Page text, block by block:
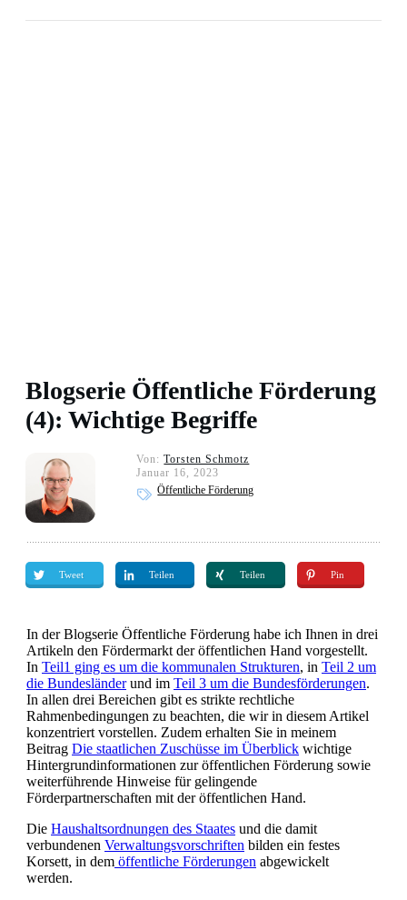
Blogserie Öffentliche Förderung
(4): Wichtige Begriffe
Von: Torsten Schmotz
Januar 16, 2023
Öffentliche Förderung
Tweet Teilen Teilen Pin
In der Blogserie Öffentliche Förderung habe ich Ihnen in drei
Artikeln den Fördermarkt der öffentlichen Hand vorgestellt.
In Teil1 ging es um die kommunalen Strukturen, in Teil 2 um
die Bundesländerund im Teil 3 um die Bundesförderungen.
In allen drei Bereichen gibt es strikte rechtliche
Rahmenbedingungen zu beachten, die wir in diesem Artikel
konzentriert vorstellen. Zudem erhalten Sie in meinem
Beitrag Die staatlichen Zuschüsse im Überblick wichtige
Hintergrundinformationen zur öffentlichen Förderung sowie
weiterführende Hinweise für gelingende
Förderpartnerschaften mit der öffentlichen Hand.
Die Haushaltsordnungen des Staates und die damit
verbundenen Verwaltungsvorschriften bilden ein festes
Korsett, in dem öffentliche Förderungen abgewickelt
werden.